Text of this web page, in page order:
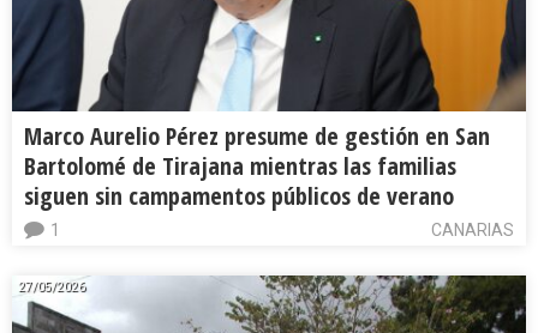
Marco Aurelio Pérez presume de gestión en San
Bartolomé de Tirajana mientras las familias
siguen sin campamentos públicos de verano
CANARIAS
1
27/05/2026